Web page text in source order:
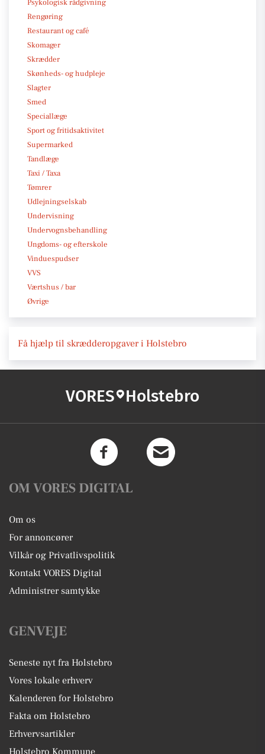
Psykologisk rådgivning
Rengøring
Restaurant og café
Skomager
Skrædder
Skønheds- og hudpleje
Slagter
Smed
Speciallæge
Sport og fritidsaktivitet
Supermarked
Tandlæge
Taxi / Taxa
Tømrer
Udlejningselskab
Undervisning
Undervognsbehandling
Ungdoms- og efterskole
Vinduespudser
VVS
Værtshus / bar
Øvrige
Få hjælp til skrædderopgaver i Holstebro
VORES Holstebro
OM VORES DIGITAL
Om os
For annoncører
Vilkår og Privatlivspolitik
Kontakt VORES Digital
Administrer samtykke
GENVEJE
Seneste nyt fra Holstebro
Vores lokale erhverv
Kalenderen for Holstebro
Fakta om Holstebro
Erhvervsartikler
Holstebro Kommune